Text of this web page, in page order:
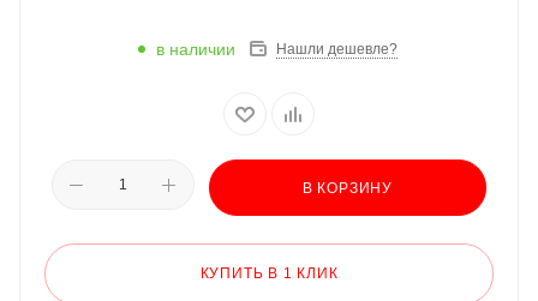
в наличии Нашли дешевле?
В КОРЗИНУ
КУПИТЬ В 1 КЛИК